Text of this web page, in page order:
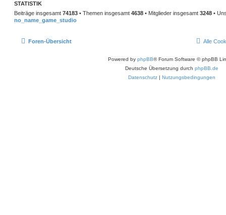
STATISTIK
Beiträge insgesamt 74183 • Themen insgesamt 4638 • Mitglieder insgesamt 3248 •
no_name_game_studio
Foren-Übersicht Alle
Powered by phpBB® Forum Software © phpBB
Deutsche Übersetzung durch phpBB.de
Datenschutz | Nutzungsbedingungen